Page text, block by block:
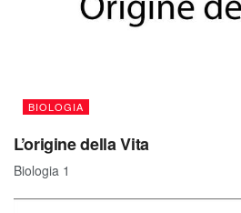
BIOLOGIA
L’origine della Vita
Biologia 1